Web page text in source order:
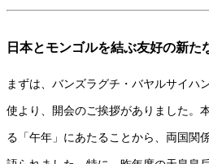
日本とモンゴルを結ぶ友好の新た
まずは、バンズラグチ・バヤルサイハ
使より、開会のご挨拶がありました。
る「午年」にあたることから、両国関